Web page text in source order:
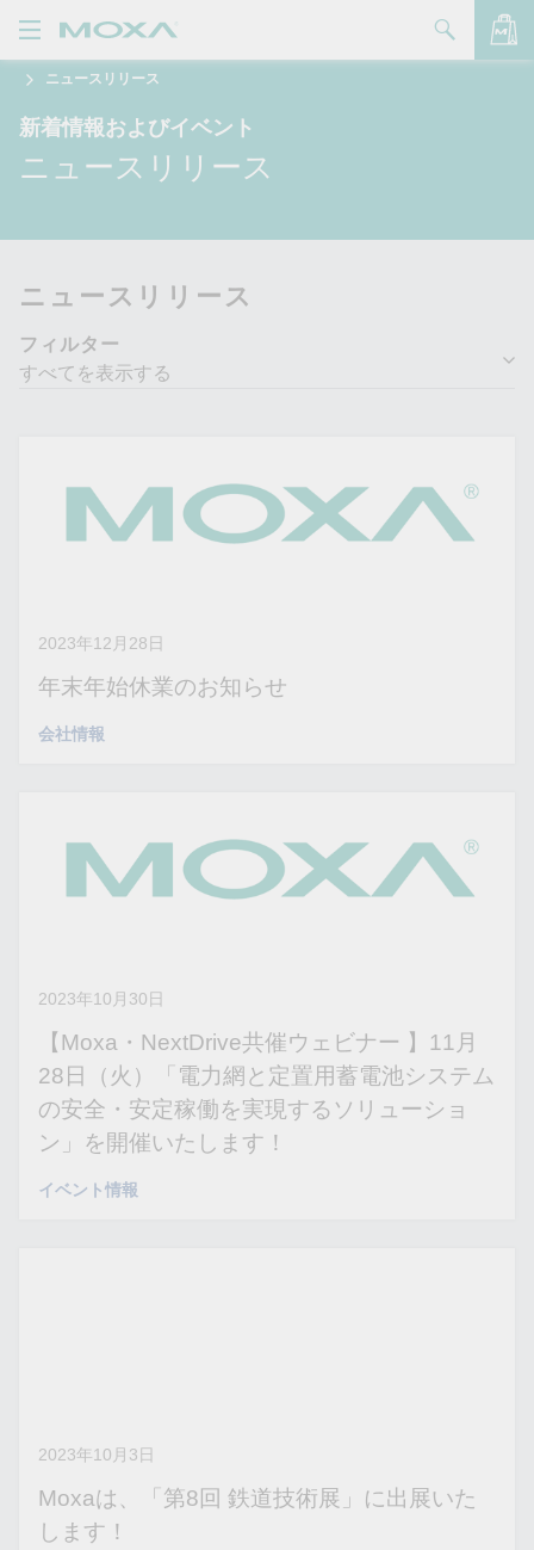
品
リューション
について
問い合わせ
ニュースリリース
新着情報およびイベント
ニュースリリース
ニュースリリース
フィルター
2023年12月28日
年末年始休業のお知らせ
会社情報
2023年10月30日
【Moxa・NextDrive共催ウェビナー 】11月
28日（火）「電力網と定置用蓄電池システム
の安全・安定稼働を実現するソリューショ
ン」を開催いたします！
イベント情報
2023年10月3日
Moxaは、「第8回 鉄道技術展」に出展いた
します！
バッグを見る